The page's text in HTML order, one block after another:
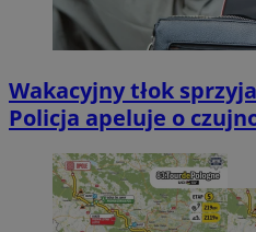
Wakacyjny tłok
Policja apeluje o